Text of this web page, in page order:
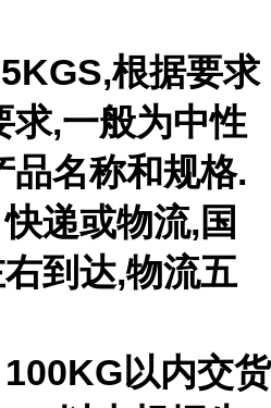
5KGS,根据要求
求,一般为中性
品名称和规格.
快递或物流,国
到达,物流五
100KG以内交货